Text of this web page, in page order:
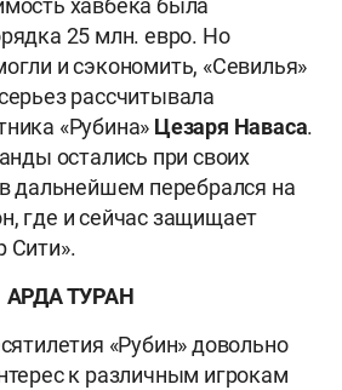
хавбека была
25 млн. евро. Но
и сэкономить, «Севилья»
рассчитывала
«Рубина» Цезаря Наваса.
остались при своих
дальнейшем перебрался на
где и сейчас защищает
Сити».
АРДА ТУРАН
«Рубин» довольно
к различным игрокам